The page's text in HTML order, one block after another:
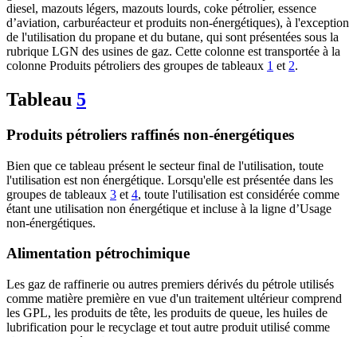
diesel, mazouts légers, mazouts lourds, coke pétrolier, essence
d’aviation, carburéacteur et produits non-énergétiques), à l'exception
de l'utilisation du propane et du butane, qui sont présentées sous la
rubrique LGN des usines de gaz. Cette colonne est transportée à la
colonne Produits pétroliers des groupes de tableaux 1 et 2.
Tableau 5
Produits pétroliers raffinés non-énergétiques
Bien que ce tableau présent le secteur final de l'utilisation, toute
l'utilisation est non énergétique. Lorsqu'elle est présentée dans les
groupes de tableaux 3 et 4, toute l'utilisation est considérée comme
étant une utilisation non énergétique et incluse à la ligne d’Usage
non-énergétiques.
Alimentation pétrochimique
Les gaz de raffinerie ou autres premiers dérivés du pétrole utilisés
comme matière première en vue d'un traitement ultérieur comprend
les GPL, les produits de tête, les produits de queue, les huiles de
lubrification pour le recyclage et tout autre produit utilisé comme